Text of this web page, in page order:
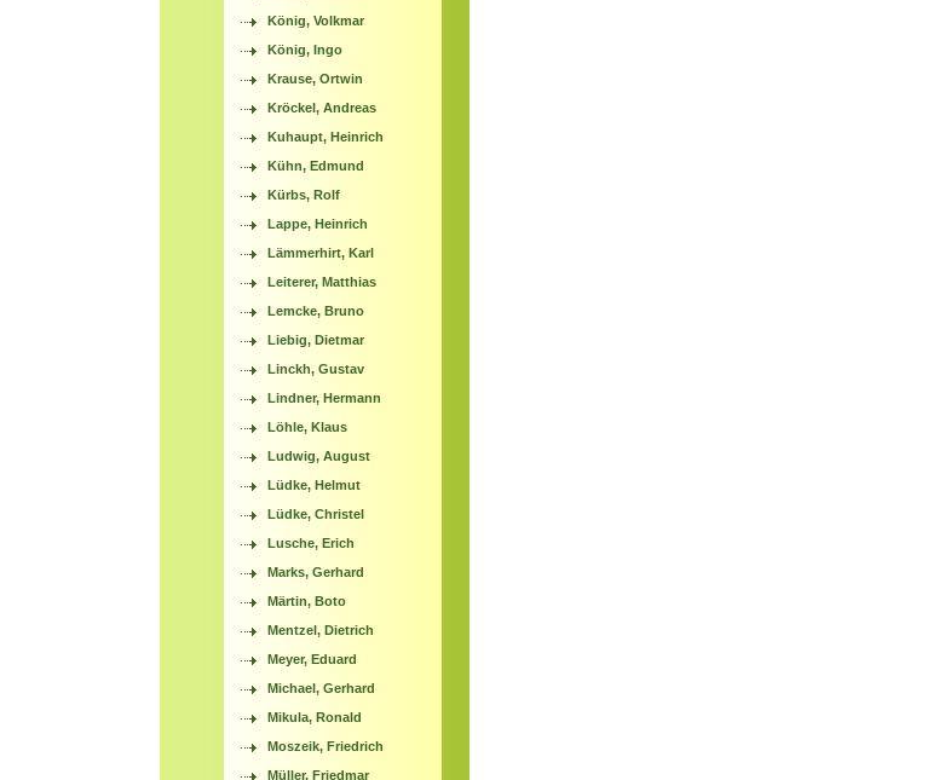
König, Volkmar
König, Ingo
Krause, Ortwin
Kröckel, Andreas
Kuhaupt, Heinrich
Kühn, Edmund
Kürbs, Rolf
Lappe, Heinrich
Lämmerhirt, Karl
Leiterer, Matthias
Lemcke, Bruno
Liebig, Dietmar
Linckh, Gustav
Lindner, Hermann
Löhle, Klaus
Ludwig, August
Lüdke, Helmut
Lüdke, Christel
Lusche, Erich
Marks, Gerhard
Märtin, Boto
Mentzel, Dietrich
Meyer, Eduard
Michael, Gerhard
Mikula, Ronald
Moszeik, Friedrich
Müller, Friedmar